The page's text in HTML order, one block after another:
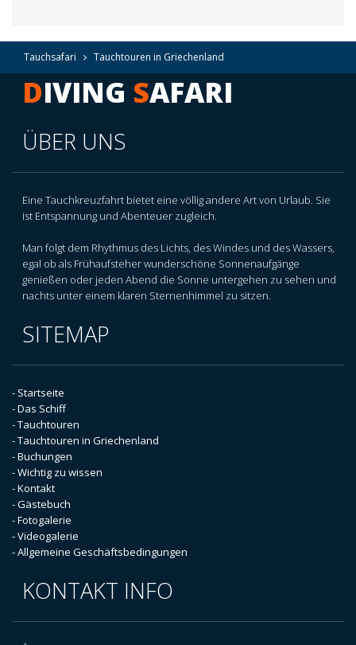
Tauchsafari Tauchtouren in Griechenland
DIVING SAFARI
ÜBER UNS
Eine Tauchkreuzfahrt bietet eine völlig andere Art von Urlaub. Sie
ist Entspannung und Abenteuer zugleich.
Man folgt dem Rhythmus des Lichts, des Windes und des Wassers,
egal ob als Frühaufsteher wunderschöne Sonnenaufgänge
genießen oder jeden Abend die Sonne untergehen zu sehen und
nachts unter einem klaren Sternenhimmel zu sitzen.
SITEMAP
- Startseite
- Das Schiff
- Tauchtouren
- Tauchtouren in Griechenland
- Buchungen
- Wichtig zu wissen
- Kontakt
- Gästebuch
- Fotogalerie
- Videogalerie
- Allgemeine Geschäftsbedingungen
KONTAKT INFO